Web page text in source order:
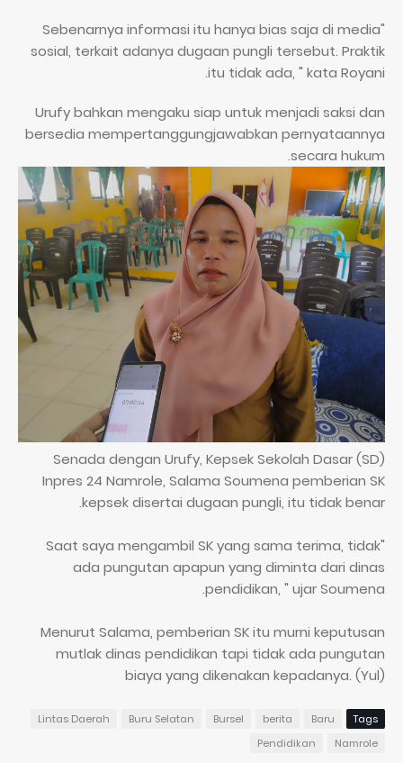
"Sebenarnya informasi itu hanya bias saja di media
sosial, terkait adanya dugaan pungli tersebut. Praktik
itu tidak ada, " kata Royani.
Urufy bahkan mengaku siap untuk menjadi saksi dan
bersedia mempertanggungjawabkan pernyataannya
secara hukum.
Senada dengan Urufy, Kepsek Sekolah Dasar (SD)
Inpres 24 Namrole, Salama Soumena pemberian SK
kepsek disertai dugaan pungli, itu tidak benar.
"Saat saya mengambil SK yang sama terima, tidak
ada pungutan apapun yang diminta dari dinas
pendidikan, " ujar Soumena.
Menurut Salama, pemberian SK itu murni keputusan
mutlak dinas pendidikan tapi tidak ada pungutan
biaya yang dikenakan kepadanya. (Yul)
Tags
Baru
berita
Bursel
Buru Selatan
Lintas Daerah
Namrole
Pendidikan